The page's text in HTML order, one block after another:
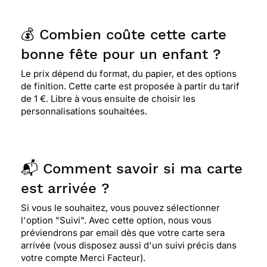
💰 Combien coûte cette carte
bonne fête pour un enfant ?
Le prix dépend du format, du papier, et des options
de finition. Cette carte est proposée à partir du tarif
de 1 €. Libre à vous ensuite de choisir les
personnalisations souhaitées.
📬 Comment savoir si ma carte
est arrivée ?
Si vous le souhaitez, vous pouvez sélectionner
l'option "Suivi". Avec cette option, nous vous
préviendrons par email dès que votre carte sera
arrivée (vous disposez aussi d'un suivi précis dans
votre compte Merci Facteur).